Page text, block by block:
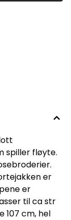
spiller fløyte.
er
er
til ca str
107 cm, hel